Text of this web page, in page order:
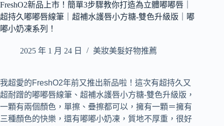
FreshO2新品上市！簡單3步驟教你打造為立體嘟嘟唇｜
超持久嘟嘟唇線筆｜超補水護唇小方糖-雙色升級版｜嘟
嘟小奶凍系列！
2025 年 1 月 24 日 美妝美髮好物推薦
我超愛的FreshO2年前又推出新品啦！這次有超持久又
超耐蹭的嘟嘟唇線筆、超補水護唇小方糖-雙色升級版，
一顆有兩個顏色，單擦、疊擦都可以，擁有一顆＝擁有
三種顏色的快樂，還有嘟嘟小奶凍，質地不厚重，很好